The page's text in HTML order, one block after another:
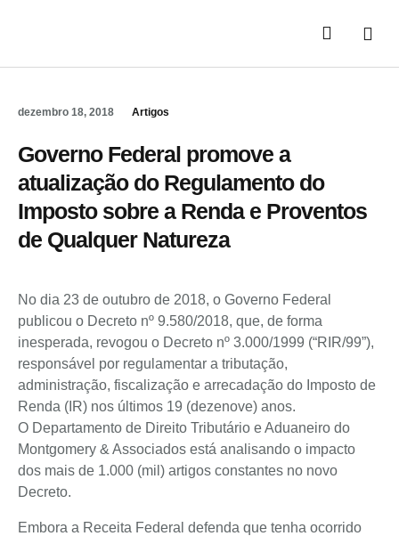
dezembro 18, 2018 Artigos
Governo Federal promove a
atualização do Regulamento do
Imposto sobre a Renda e Proventos
de Qualquer Natureza
No dia 23 de outubro de 2018, o Governo Federal
publicou o Decreto nº 9.580/2018, que, de forma
inesperada, revogou o Decreto nº 3.000/1999 (“RIR/99”),
responsável por regulamentar a tributação,
administração, fiscalização e arrecadação do Imposto de
Renda (IR) nos últimos 19 (dezenove) anos.
O Departamento de Direito Tributário e Aduaneiro do
Montgomery & Associados está analisando o impacto
dos mais de 1.000 (mil) artigos constantes no novo
Decreto.
Embora a Receita Federal defenda que tenha ocorrido